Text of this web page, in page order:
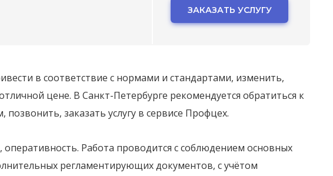
ЗАКАЗАТЬ УСЛУГУ
в соответствие с нормами и стандартами, изменить,
цене. В Санкт-Петербурге рекомендуется обратиться к
заказать услугу в сервисе Профцех.
оперативность. Работа проводится с соблюдением основных
регламентирующих документов, с учётом